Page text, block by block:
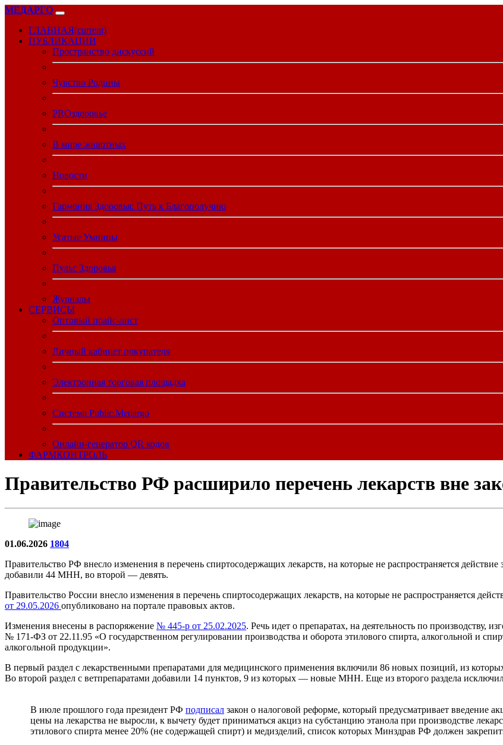
МЕДАРГО
ГЛАВНАЯ(current)
ПУБЛИКАЦИИ
Пространство дискуссий
Чувство Родины
PROздоровье
В мире животных
Новости
Гармония Здоровья: Путь к Благополучию
Усатые Умницы
Пульс Здоровья
Журналы
CЕРВИСЫ
Оптовый прайс-лист
Личный кабинет покупателя
Электронная торговая площадка
Система Public.Medargo
Онлайн-генератор QR кодов
ФАРМКОНТРОЛЬ
Правительство РФ расширило перечень лекарств вне
01.06.2026 1804
Правительство РФ внесло изменения в перечень спиртосодержащих лекарств, на которые не распространяется
добавили 44 МНН, во второй — девять.
Правительство России внесло изменения в перечень спиртосодержащих лекарств, на которые не распространяется
от 29.05.2026 опубликовано на портале правовых актов.
Изменения внесены в распоряжение № 445-р от 25.02.2025. Речь идет о препаратах, на деятельность по производству,
№ 171-ФЗ от 22.11.95 «О государственном регулировании производства и оборота этилового спирта, алкогольной и
алкогольной продукции».
В первый раздел с лекарственными препаратами для медицинского применения включили 86 новых позиций, из
Во второй раздел с ветпрепаратами добавили 14 пунктов, 9 из которых — новые МНН. Еще из второго раздела
В июле прошлого года президент РФ подписал закон о налоговой реформе, который предусматривает введение
цены на лекарства не выросли, к вычету будет приниматься акциз на субстанцию этанола при производстве
этилового спирта менее 20% (не содержащей спирт) и медизделий, список которых Минздрав РФ должен